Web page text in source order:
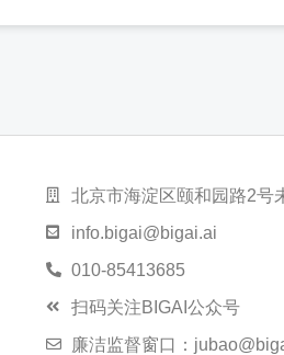
北京市海淀区颐和园路2号
info.bigai@bigai.ai
010-85413685
扫码关注BIGAI公众号
廉洁监督窗口：